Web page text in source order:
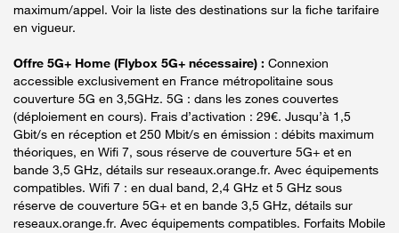
maximum/appel. Voir la liste des destinations sur la fiche tarifaire
en vigueur.
Offre 5G+ Home (Flybox 5G+ nécessaire) : Connexion
accessible exclusivement en France métropolitaine sous
couverture 5G en 3,5GHz. 5G : dans les zones couvertes
(déploiement en cours). Frais d’activation : 29€. Jusqu’à 1,5
Gbit/s en réception et 250 Mbit/s en émission : débits maximum
théoriques, en Wifi 7, sous réserve de couverture 5G+ et en
bande 3,5 GHz, détails sur reseaux.orange.fr. Avec équipements
compatibles. Wifi 7 : en dual band, 2,4 GHz et 5 GHz sous
réserve de couverture 5G+ et en bande 3,5 GHz, détails sur
reseaux.orange.fr. Avec équipements compatibles. Forfaits Mobile